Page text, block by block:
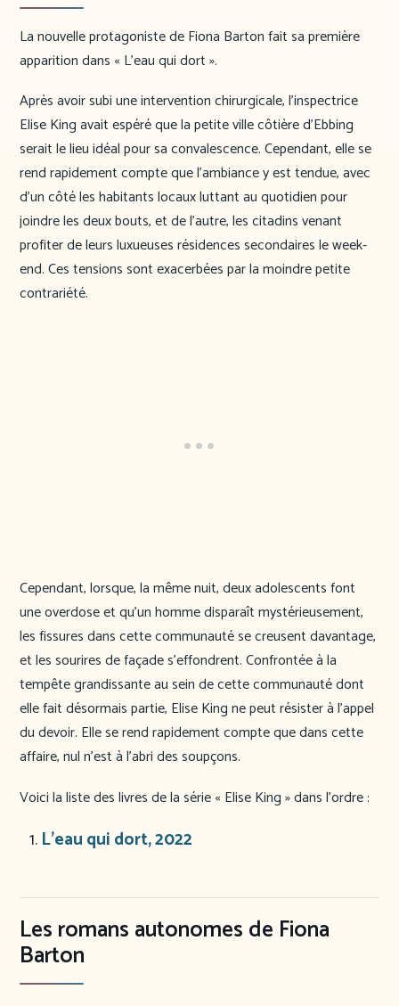
La nouvelle protagoniste de Fiona Barton fait sa première
apparition dans « L’eau qui dort ».
Après avoir subi une intervention chirurgicale, l’inspectrice
Elise King avait espéré que la petite ville côtière d’Ebbing
serait le lieu idéal pour sa convalescence. Cependant, elle se
rend rapidement compte que l’ambiance y est tendue, avec
d’un côté les habitants locaux luttant au quotidien pour
joindre les deux bouts, et de l’autre, les citadins venant
profiter de leurs luxueuses résidences secondaires le week-
end. Ces tensions sont exacerbées par la moindre petite
contrariété.
Cependant, lorsque, la même nuit, deux adolescents font
une overdose et qu’un homme disparaît mystérieusement,
les fissures dans cette communauté se creusent davantage,
et les sourires de façade s’effondrent. Confrontée à la
tempête grandissante au sein de cette communauté dont
elle fait désormais partie, Elise King ne peut résister à l’appel
du devoir. Elle se rend rapidement compte que dans cette
affaire, nul n’est à l’abri des soupçons.
Voici la liste des livres de la série « Elise King » dans l’ordre :
L’eau qui dort, 2022
Les romans autonomes de Fiona
Barton